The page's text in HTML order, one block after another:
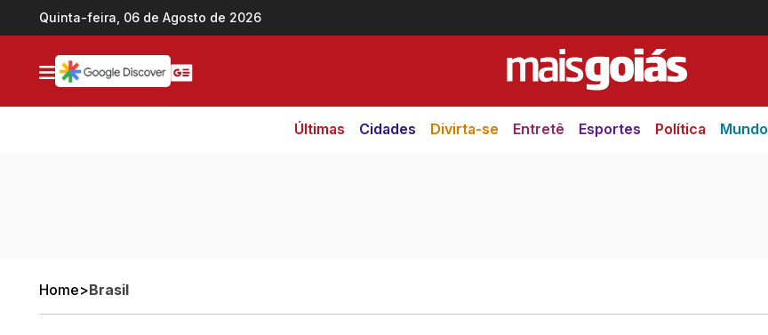
Ir direto pro conteúdo
Quinta-feira, 06 de Agosto de 2026
Últimas Cidades Divirta-se Entretê Esportes Política Mundo
Home>Brasil